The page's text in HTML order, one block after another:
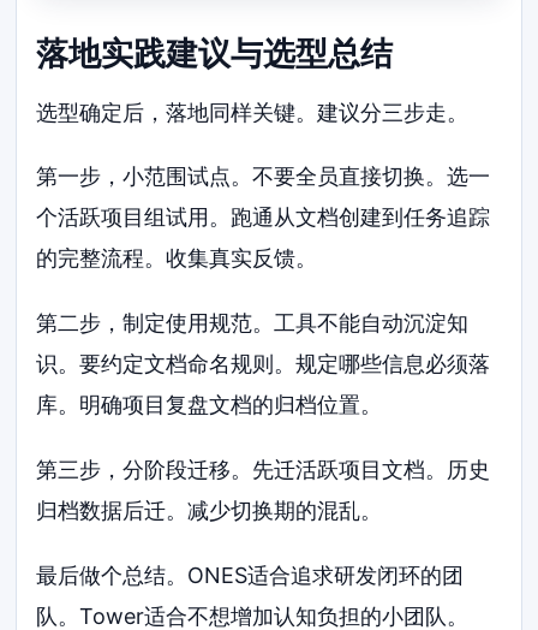
落地实践建议与选型总结
选型确定后，落地同样关键。建议分三步走。
第一步，小范围试点。不要全员直接切换。选一
个活跃项目组试用。跑通从文档创建到任务追踪
的完整流程。收集真实反馈。
第二步，制定使用规范。工具不能自动沉淀知
识。要约定文档命名规则。规定哪些信息必须落
库。明确项目复盘文档的归档位置。
第三步，分阶段迁移。先迁活跃项目文档。历史
归档数据后迁。减少切换期的混乱。
最后做个总结。ONES适合追求研发闭环的团
队。Tower适合不想增加认知负担的小团队。